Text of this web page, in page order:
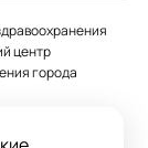
центр
города